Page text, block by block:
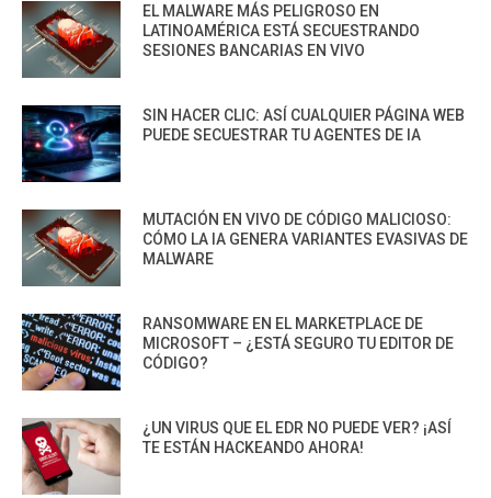
EL MALWARE MÁS PELIGROSO EN
LATINOAMÉRICA ESTÁ SECUESTRANDO
SESIONES BANCARIAS EN VIVO
SIN HACER CLIC: ASÍ CUALQUIER PÁGINA WEB
PUEDE SECUESTRAR TU AGENTES DE IA
MUTACIÓN EN VIVO DE CÓDIGO MALICIOSO:
CÓMO LA IA GENERA VARIANTES EVASIVAS DE
MALWARE
RANSOMWARE EN EL MARKETPLACE DE
MICROSOFT – ¿ESTÁ SEGURO TU EDITOR DE
CÓDIGO?
¿UN VIRUS QUE EL EDR NO PUEDE VER? ¡ASÍ
TE ESTÁN HACKEANDO AHORA!